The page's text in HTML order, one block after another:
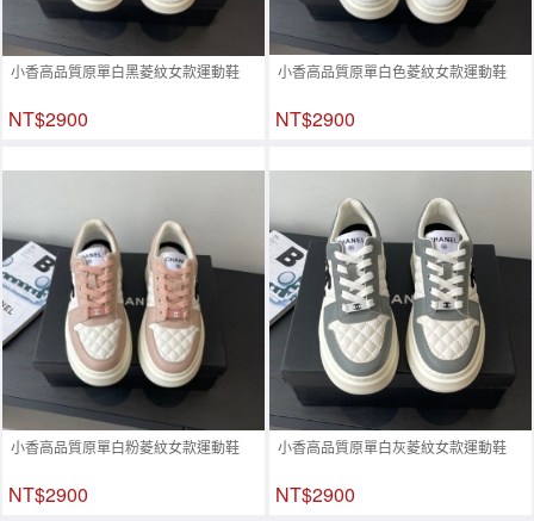
小香高品質原單白黑菱紋女款運動鞋
NT$2900
小香高品質原單白色菱紋女款運動鞋
NT$2900
小香高品質原單白粉菱紋女款運動鞋
NT$2900
小香高品質原單白灰菱紋女款運動鞋
NT$2900